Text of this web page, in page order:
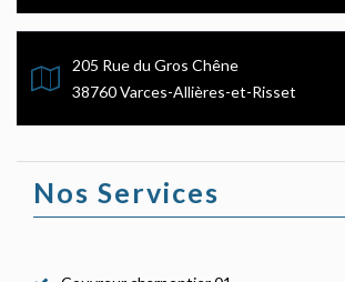
205 Rue du Gros Chêne
38760 Varces-Allières-et-Risset
Nos Services